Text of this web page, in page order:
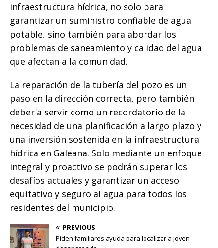
infraestructura hídrica, no solo para
garantizar un suministro confiable de agua
potable, sino también para abordar los
problemas de saneamiento y calidad del agua
que afectan a la comunidad.
La reparación de la tubería del pozo es un
paso en la dirección correcta, pero también
debería servir como un recordatorio de la
necesidad de una planificación a largo plazo y
una inversión sostenida en la infraestructura
hídrica en Galeana. Solo mediante un enfoque
integral y proactivo se podrán superar los
desafíos actuales y garantizar un acceso
equitativo y seguro al agua para todos los
residentes del municipio.
PREVIOUS
Piden familiares ayuda para localizar a joven